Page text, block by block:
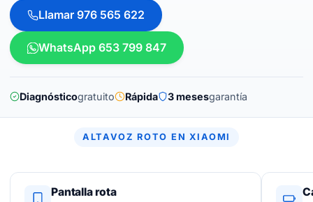
Llamar 976 565 622
WhatsApp 653 799 847
Diagnósticogratuito Rápida 3 mesesgarantía
ALTAVOZ ROTO EN XIAOMI
Pantalla rota